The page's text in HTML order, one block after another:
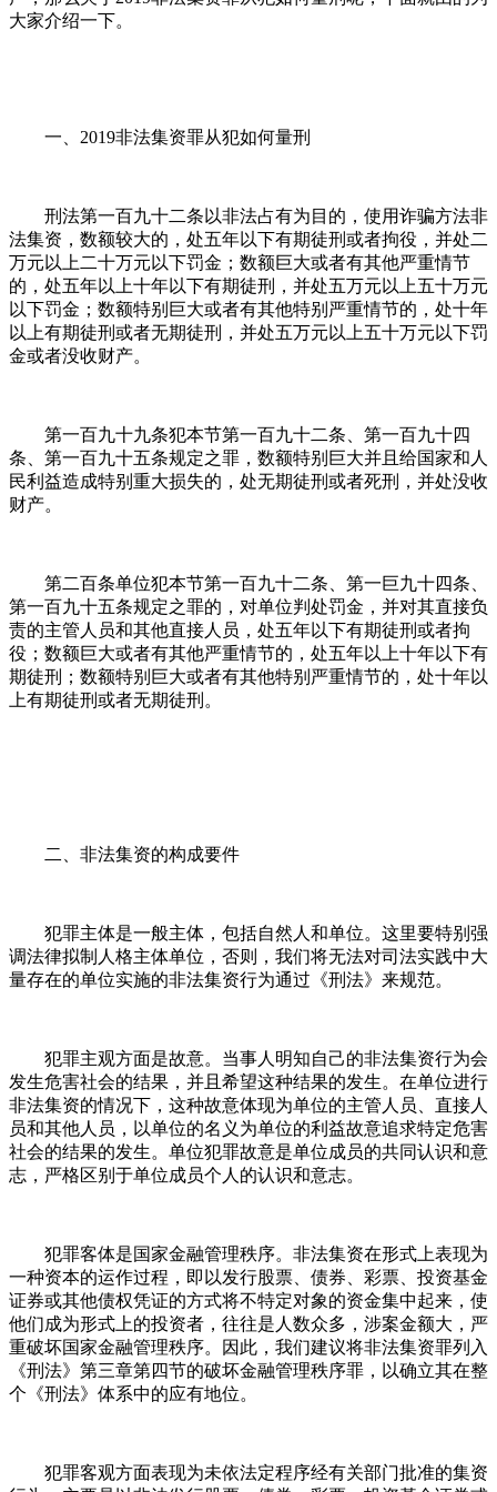
大家介绍一下。
一、2019非法集资罪从犯如何量刑
刑法第一百九十二条以非法占有为目的，使用诈骗方法非
法集资，数额较大的，处五年以下有期徒刑或者拘役，并处二
万元以上二十万元以下罚金；数额巨大或者有其他严重情节
的，处五年以上十年以下有期徒刑，并处五万元以上五十万元
以下罚金；数额特别巨大或者有其他特别严重情节的，处十年
以上有期徒刑或者无期徒刑，并处五万元以上五十万元以下罚
金或者没收财产。
第一百九十九条犯本节第一百九十二条、第一百九十四
条、第一百九十五条规定之罪，数额特别巨大并且给国家和人
民利益造成特别重大损失的，处无期徒刑或者死刑，并处没收
财产。
第二百条单位犯本节第一百九十二条、第一巨九十四条、
第一百九十五条规定之罪的，对单位判处罚金，并对其直接负
责的主管人员和其他直接人员，处五年以下有期徒刑或者拘
役；数额巨大或者有其他严重情节的，处五年以上十年以下有
期徒刑；数额特别巨大或者有其他特别严重情节的，处十年以
上有期徒刑或者无期徒刑。
二、非法集资的构成要件
犯罪主体是一般主体，包括自然人和单位。这里要特别强
调法律拟制人格主体单位，否则，我们将无法对司法实践中大
量存在的单位实施的非法集资行为通过《刑法》来规范。
犯罪主观方面是故意。当事人明知自己的非法集资行为会
发生危害社会的结果，并且希望这种结果的发生。在单位进行
非法集资的情况下，这种故意体现为单位的主管人员、直接人
员和其他人员，以单位的名义为单位的利益故意追求特定危害
社会的结果的发生。单位犯罪故意是单位成员的共同认识和意
志，严格区别于单位成员个人的认识和意志。
犯罪客体是国家金融管理秩序。非法集资在形式上表现为
一种资本的运作过程，即以发行股票、债券、彩票、投资基金
证券或其他债权凭证的方式将不特定对象的资金集中起来，使
他们成为形式上的投资者，往往是人数众多，涉案金额大，严
重破坏国家金融管理秩序。因此，我们建议将非法集资罪列入
《刑法》第三章第四节的破坏金融管理秩序罪，以确立其在整
个《刑法》体系中的应有地位。
犯罪客观方面表现为未依法定程序经有关部门批准的集资